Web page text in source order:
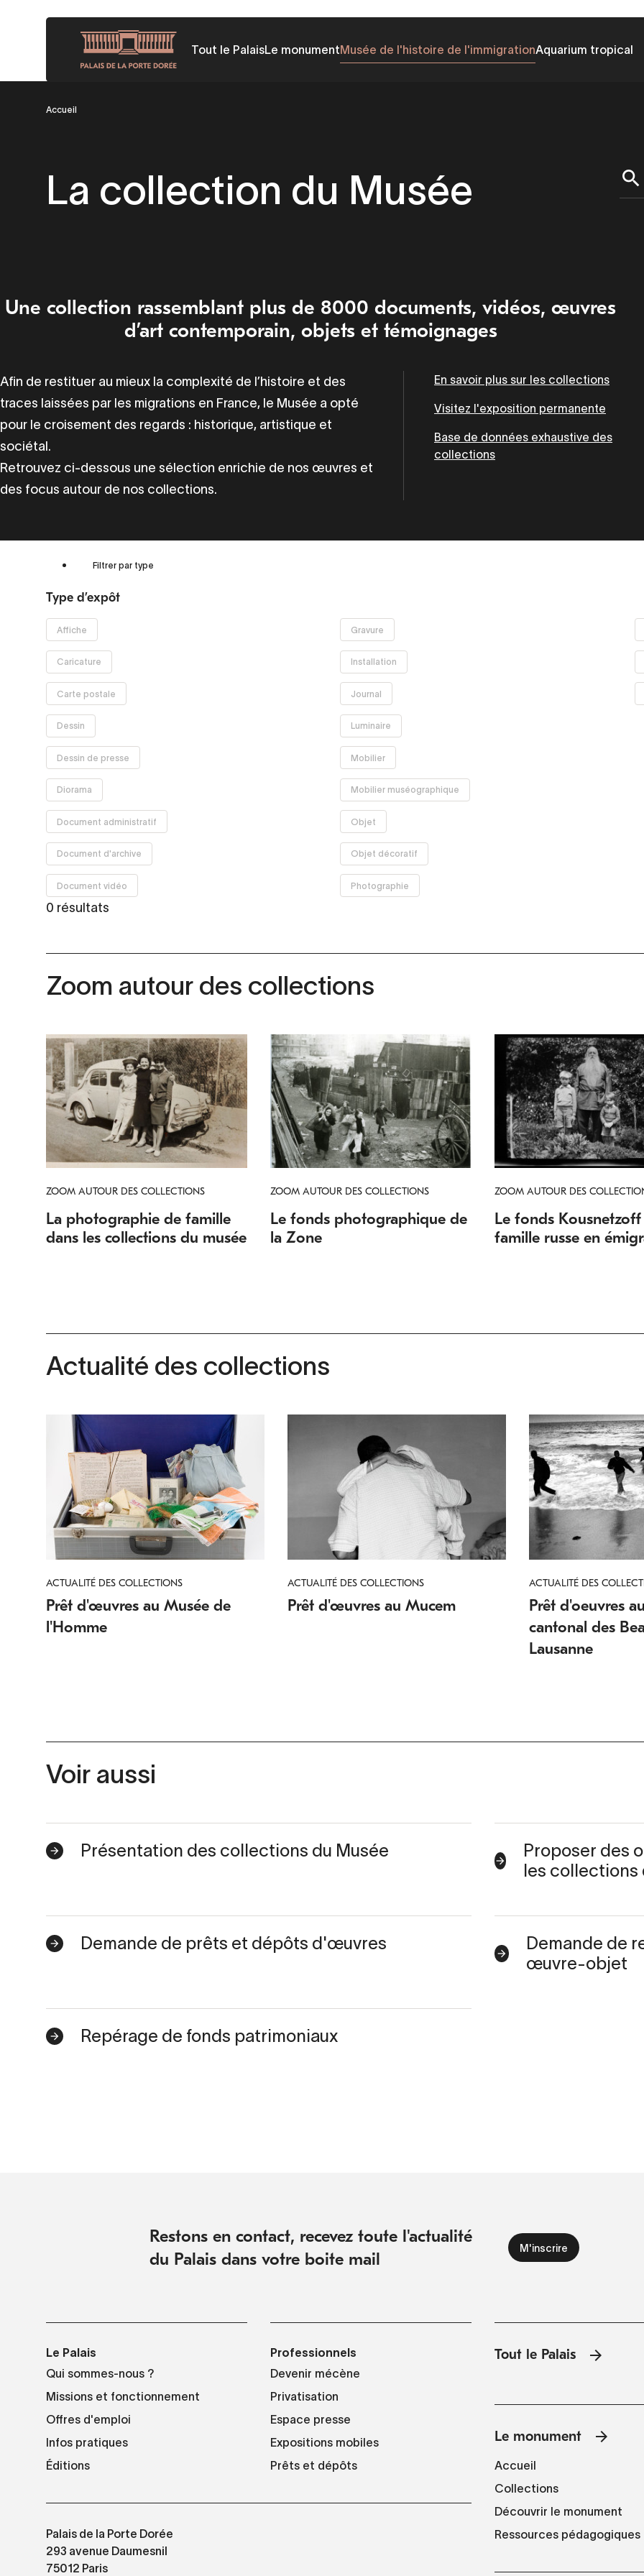
principal
Tout le PalaisLe monumentMusée de l'histoire de l'immigrationAquarium tropical
Fil
Accueil
La collection du Musée
Une collection rassemblant plus de 8000 documents, vidéos, œuvres
d’art contemporain, objets et témoignages
Afin de restituer au mieux la complexité de l’histoire et des
traces laissées par les migrations en France, le Musée a opté
pour le croisement des regards : historique, artistique et
sociétal.
Retrouvez ci-dessous une sélection enrichie de nos œuvres et
des focus autour de nos collections.
En savoir plus sur les collections
Visitez l'exposition permanente
Base de données exhaustive des
collections
Filtrer par type
Type d’expôt
le filtre
Affiche
le filtre
Caricature
le filtre
Carte postale
Supprimer
le filtre
Dessin
le filtre
Dessin de presse
le filtre
Diorama
le filtre
Document administratif
le filtre
Document d'archive
le filtre
Document vidéo
le filtre
Gravure
le filtre
Installation
le filtre
Journal
le filtre
Luminaire
le filtre
Mobilier
le filtre
Mobilier muséographique
le filtre
Objet
le filtre
Objet décoratif
le filtre
Photographie
0 résultats
Zoom autour des collections
ZOOM AUTOUR DES COLLECTIONS
La photographie de famille
dans les collections du musée
ZOOM AUTOUR DES COLLECTIONS
Le fonds photographique de
la Zone
ZOOM AUTOUR DES
Le fonds Kousnetzoff
famille russe en
Actualité des collections
ACTUALITÉ DES COLLECTIONS
Prêt d'œuvres au Musée de
l'Homme
ACTUALITÉ DES COLLECTIONS
Prêt d'œuvres au Mucem
ACTUALITÉ DES
Prêt d'oeuvres
cantonal des
Lausanne
Voir aussi
Présentation des collections du Musée
Proposer des
les collections
Demande de prêts et dépôts d'œuvres
Demande de
œuvre-objet
Repérage de fonds patrimoniaux
Restons en contact, recevez toute l'actualité
du Palais dans votre boite mail
Le Palais
Qui sommes-nous ?
Missions et fonctionnement
Offres d'emploi
Infos pratiques
Éditions
Professionnels
Devenir mécène
Privatisation
Espace presse
Expositions mobiles
Prêts et dépôts
Palais de la Porte Dorée
293 avenue Daumesnil
75012 Paris
Tout le Palais
Le monument
Accueil
Collections
Découvrir le monument
Ressources pédagogiques